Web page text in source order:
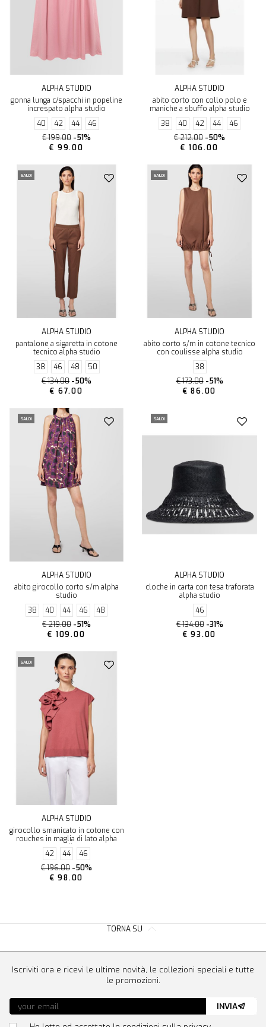
ALPHA STUDIO
gonna lunga c/spacchi in popeline
increspato alpha studio
40
42 44
46
€ 199.00 -51%
€ 99.00
ALPHA STUDIO
abito corto con collo polo e
maniche a sbuffo alpha studio
38
40 42 44
46
€ 212.00 -50%
€ 106.00
SALDI
ALPHA STUDIO
pantalone a sigaretta in cotone
tecnico alpha studio
38
46 48
50
€ 134.00 -50%
€ 67.00
SALDI
ALPHA STUDIO
abito corto s/m in cotone tecnico
con coulisse alpha studio
38
€ 173.00 -51%
€ 86.00
SALDI
ALPHA STUDIO
abito girocollo corto s/m alpha
studio
38
40 44 46
48
€ 219.00 -51%
€ 109.00
SALDI
ALPHA STUDIO
cloche in carta con tesa traforata
alpha studio
46
€ 134.00 -31%
€ 93.00
SALDI
ALPHA STUDIO
girocollo smanicato in cotone con
rouches in maglia di lato alpha
studio
42 44
46
€ 196.00 -50%
€ 98.00
TORNA SU
Iscriviti ora e ricevi le ultime novità, le collezioni speciali e tutte
le promozioni.
INVIA